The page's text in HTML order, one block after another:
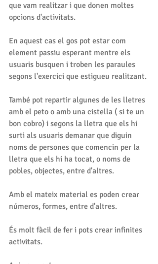
que vam realitzar i que donen moltes
opcions d'activitats.
En aquest cas el gos pot estar com
element passiu esperant mentre els
usuaris busquen i troben les paraules
segons l'exercici que estigueu realitzant.
També pot repartir algunes de les lletres
amb el peto o amb una cistella ( si te un
bon cobro) i segons la lletra que els hi
surti als usuaris demanar que diguin
noms de persones que comencin per la
lletra que els hi ha tocat, o noms de
pobles, objectes, entre d'altres.
Amb el mateix material es poden crear
números, formes, entre d'altres.
És molt fàcil de fer i pots crear infinites
activitats.